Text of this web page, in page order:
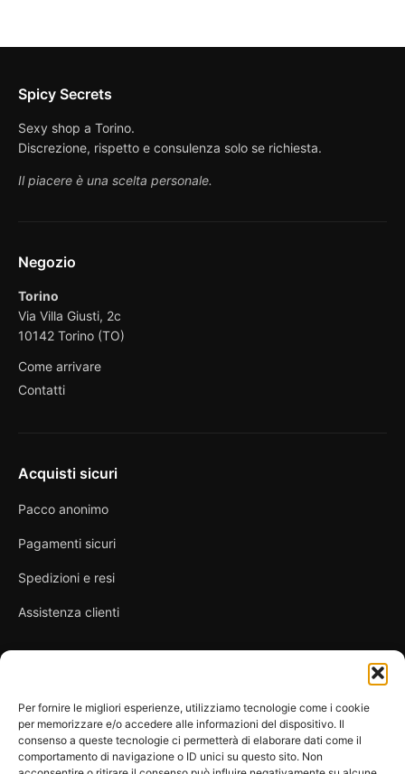
Per fornire le migliori esperienze, utilizziamo tecnologie come i cookie
per memorizzare e/o accedere alle informazioni del dispositivo. Il
consenso a queste tecnologie ci permetterà di elaborare dati come il
comportamento di navigazione o ID unici su questo sito. Non
Spicy Secrets
Sexy shop a Torino.
Discrezione, rispetto e consulenza solo se richiesta.
Il piacere è una scelta personale.
Negozio
Torino
Via Villa Giusti, 2c
10142 Torino (TO)
Come arrivare
Contatti
Acquisti sicuri
Pacco anonimo
Pagamenti sicuri
Spedizioni e resi
Assistenza clienti
Privacy Policy
Condizioni di vendita